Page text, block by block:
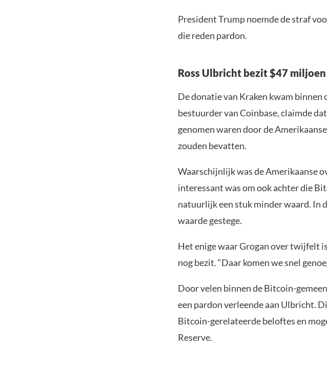
President Trump noemde de straf
die reden pardon.
Ross Ulbricht bezit $47
De donatie van Kraken kwam binnen
bestuurder van Coinbase, claimde
genomen waren door de
zouden bevatten.
Waarschijnlijk was de Amerikaanse
interessant was om ook achter die
natuurlijk een stuk minder waard. In
waarde gestege.
Het enige waar Grogan over twijfelt
nog bezit. “Daar komen we snel
Door velen binnen de Bitcoin-
een pardon verleende aan Ulbricht.
Bitcoin-gerelateerde beloftes en
Reserve.